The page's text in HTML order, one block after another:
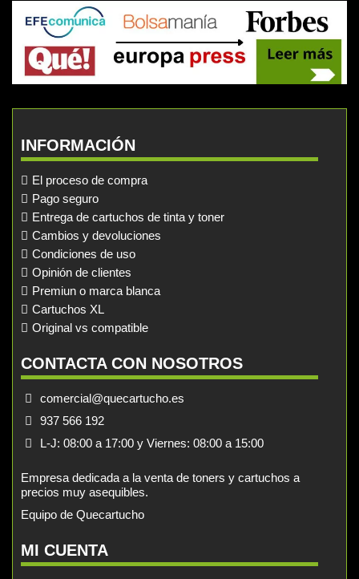
INFORMACIÓN
El proceso de compra
Pago seguro
Entrega de cartuchos de tinta y toner
Cambios y devoluciones
Condiciones de uso
Opinión de clientes
Premiun o marca blanca
Cartuchos XL
Original vs compatible
CONTACTA CON NOSOTROS
comercial@quecartucho.es
937 566 192
L-J: 08:00 a 17:00 y Viernes: 08:00 a 15:00
Empresa dedicada a la venta de toners y cartuchos a
precios muy asequibles.
Equipo de Quecartucho
MI CUENTA